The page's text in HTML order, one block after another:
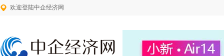
欢迎登陆中企经济网